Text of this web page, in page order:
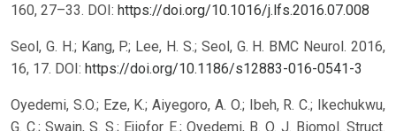
160, 27–33. DOI: https://doi.org/10.1016/j.lfs.2016.07.008
Seol, G. H.; Kang, P.; Lee, H. S.; Seol, G. H. BMC Neurol. 2016,
16, 17. DOI: https://doi.org/10.1186/s12883-016-0541-3
Oyedemi, S.O.; Eze, K.; Aiyegoro, A. O.; Ibeh, R. C.; Ikechukwu,
G. C.; Swain, S. S.; Ejiofor E.; Oyedemi, B. O. J. Biomol. Struct.